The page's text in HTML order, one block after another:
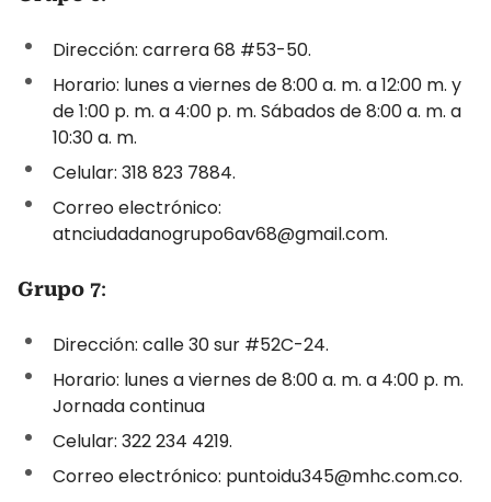
Dirección: carrera 68 #53-50.
Horario: lunes a viernes de 8:00 a. m. a 12:00 m. y
de 1:00 p. m. a 4:00 p. m. Sábados de 8:00 a. m. a
10:30 a. m.
Celular: 318 823 7884.
Correo electrónico:
atnciudadanogrupo6av68@gmail.com.
Grupo 7:
Dirección: calle 30 sur #52C-24.
Horario: lunes a viernes de 8:00 a. m. a 4:00 p. m.
Jornada continua
Celular: 322 234 4219.
Correo electrónico: puntoidu345@mhc.com.co.